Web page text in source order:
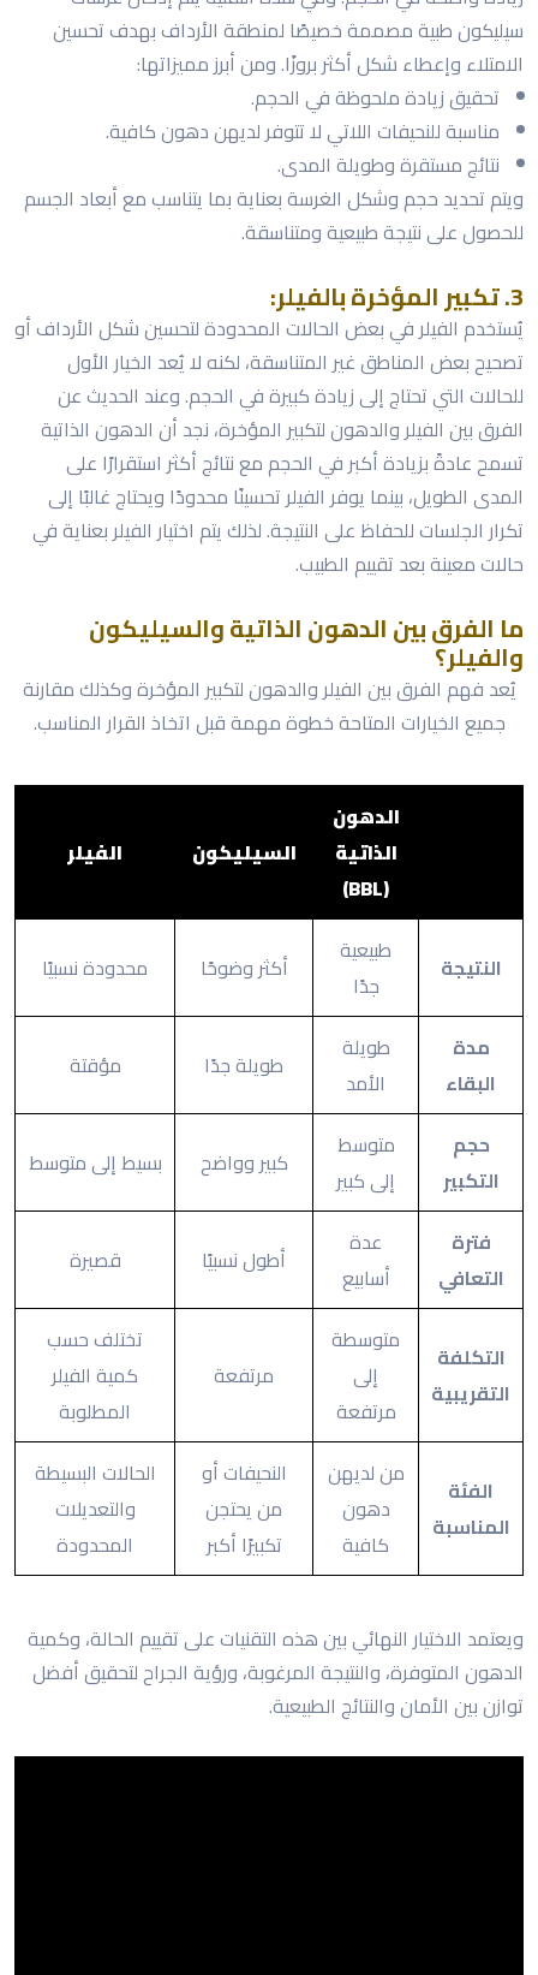
سيليكون طبية مصممة خصيصًا لمنطقة الأرداف بهدف تحسين
الامتلاء وإعطاء شكل أكثر بروزًا. ومن أبرز مميزاتها:
تحقيق زيادة ملحوظة في الحجم.
مناسبة للنحيفات اللاتي لا تتوفر لديهن دهون كافية.
نتائج مستقرة وطويلة المدى.
ويتم تحديد حجم وشكل الغرسة بعناية بما يتناسب مع أبعاد الجسم
للحصول على نتيجة طبيعية ومتناسقة.
3. تكبير المؤخرة بالفيلر:
يُستخدم الفيلر في بعض الحالات المحدودة لتحسين شكل الأرداف أو
تصحيح بعض المناطق غير المتناسقة، لكنه لا يُعد الخيار الأول
للحالات التي تحتاج إلى زيادة كبيرة في الحجم. وعند الحديث عن
الفرق بين الفيلر والدهون لتكبير المؤخرة، نجد أن الدهون الذاتية
تسمح عادةً بزيادة أكبر في الحجم مع نتائج أكثر استقرارًا على
المدى الطويل، بينما يوفر الفيلر تحسينًا محدودًا ويحتاج غالبًا إلى
تكرار الجلسات للحفاظ على النتيجة. لذلك يتم اختيار الفيلر بعناية في
حالات معينة بعد تقييم الطبيب.
ما الفرق بين الدهون الذاتية والسيليكون
والفيلر؟
يُعد فهم الفرق بين الفيلر والدهون لتكبير المؤخرة وكذلك مقارنة
جميع الخيارات المتاحة خطوة مهمة قبل اتخاذ القرار المناسب.
الدهون
الذاتية
(BBL)
السيليكون الفيلر
النتيجة
طبيعية
جدًا
أكثر وضوحًا محدودة نسبيًا
مدة
البقاء
طويلة
الأمد
طويلة جدًا مؤقتة
حجم
التكبير
متوسط
إلى كبير
كبير وواضح بسيط إلى متوسط
فترة
التعافي
عدة
أسابيع
أطول نسبيًا قصيرة
التكلفة
التقريبية
متوسطة
إلى
مرتفعة
مرتفعة
تختلف حسب
كمية الفيلر
المطلوبة
الفئة
المناسبة
من لديهن
دهون
كافية
النحيفات أو
من يحتجن
تكبيرًا أكبر
الحالات البسيطة
والتعديلات
المحدودة
ويعتمد الاختيار النهائي بين هذه التقنيات على تقييم الحالة، وكمية
الدهون المتوفرة، والنتيجة المرغوبة، ورؤية الجراح لتحقيق أفضل
توازن بين الأمان والنتائج الطبيعية.